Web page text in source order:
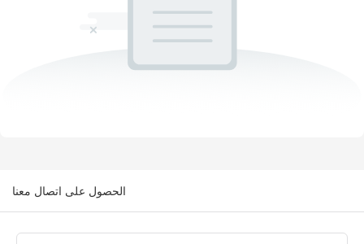
الحصول على اتصال معنا